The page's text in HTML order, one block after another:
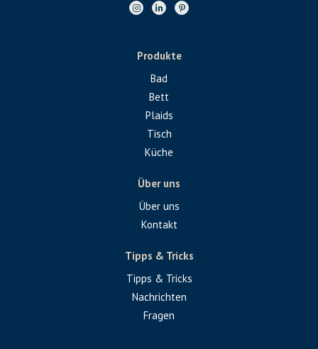
Produkte
Bad
Bett
Plaids
Tisch
Küche
Über uns
Über uns
Kontakt
Tipps & Tricks
Tipps & Tricks
Nachrichten
Fragen